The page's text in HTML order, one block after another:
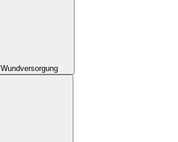
Wundversorgung